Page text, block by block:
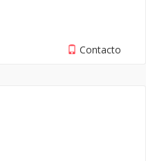
Contacto